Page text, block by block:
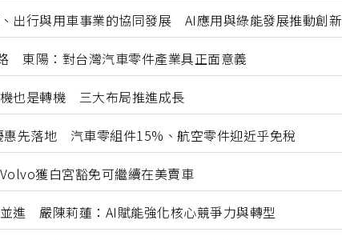
出行與用車事業的協同發展 AI應用與綠能發展推動創新
東陽：對台灣汽車零件產業具正面意義
也是轉機 三大布局推進成長
惠先落地 汽車零組件15%、航空零件迎近乎免稅
獲白宮豁免可繼續在美賣車
進 嚴陳莉蓮：AI賦能強化核心競爭力與轉型